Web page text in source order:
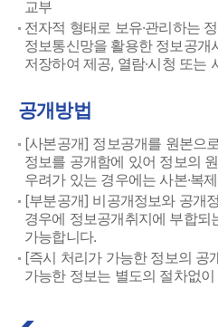
교부
전자적 형태로 보유·관리하는
정보통신망을 활용한 정보공개
저장하여 제공, 열람·시청 또는
공개방법
[사본공개] 정보공개를 원본으
정보를 공개함에 있어 정보의
우려가 있는 경우에는 사본·복
[부분공개] 비공개정보와 공개
경우에 정보공개취지에 부합되
가능합니다.
[즉시 처리가 가능한 정보의 공
가능한 정보는 별도의 절차없